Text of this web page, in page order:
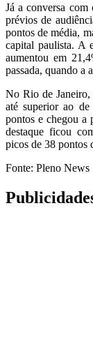
Já a conversa com
prévios de
pontos de média,
capital paulista. A
aumentou em
passada, quando a
No Rio de Janeiro,
até superior ao
pontos e chegou a
destaque ficou
picos de 38 pontos
Fonte: Pleno News